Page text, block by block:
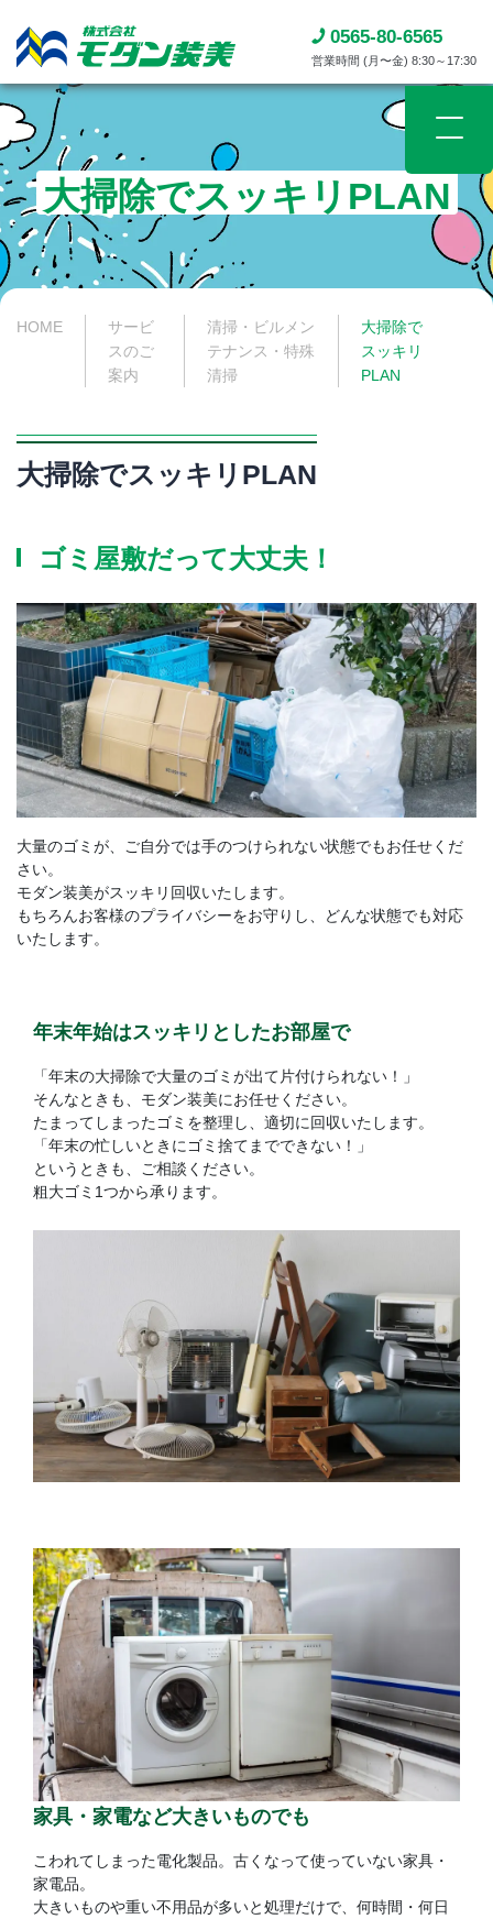
0565-80-6565
営業時間 (月〜金) 8:30～17:30
大掃除でスッキリPLAN
HOME
サービ
スのご
案内
清掃・ビルメン
テナンス・特殊
清掃
大掃除で
スッキリ
PLAN
大掃除でスッキリPLAN
ゴミ屋敷だって大丈夫！
大量のゴミが、ご自分では手のつけられない状態でもお任せくだ
さい。
モダン装美がスッキリ回収いたします。
もちろんお客様のプライバシーをお守りし、どんな状態でも対応
いたします。
年末年始はスッキリとしたお部屋で
「年末の大掃除で大量のゴミが出て片付けられない！」
そんなときも、モダン装美にお任せください。
たまってしまったゴミを整理し、適切に回収いたします。
「年末の忙しいときにゴミ捨てまでできない！」
というときも、ご相談ください。
粗大ゴミ1つから承ります。
家具・家電など大きいものでも
こわれてしまった電化製品。古くなって使っていない家具・
家電品。
大きいものや重い不用品が多いと処理だけで、何時間・何日